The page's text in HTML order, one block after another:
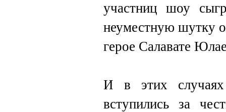
участниц шоу
неуместную шутку
герое Салавате
И в этих
вступились за